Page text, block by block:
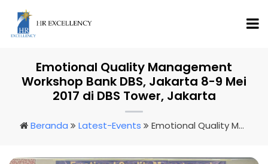
Emotional Quality Management
Workshop Bank DBS, Jakarta 8-9 Mei
2017 di DBS Tower, Jakarta
Beranda Latest-Events Emotional Quality Management Workshop Bank DBS, Jakarta 8-9 Mei 2017 Di DBS Tower, Jakarta